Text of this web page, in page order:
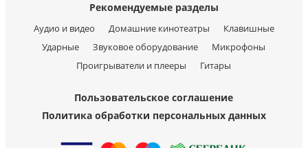
Рекомендуемые разделы
Аудио и видео Домашние кинотеатры
Клавишные
Ударные
Звуковое оборудование
Микрофоны
Проигрыватели и плееры
Гитары
Пользовательское соглашение
Политика обработки персональных данных